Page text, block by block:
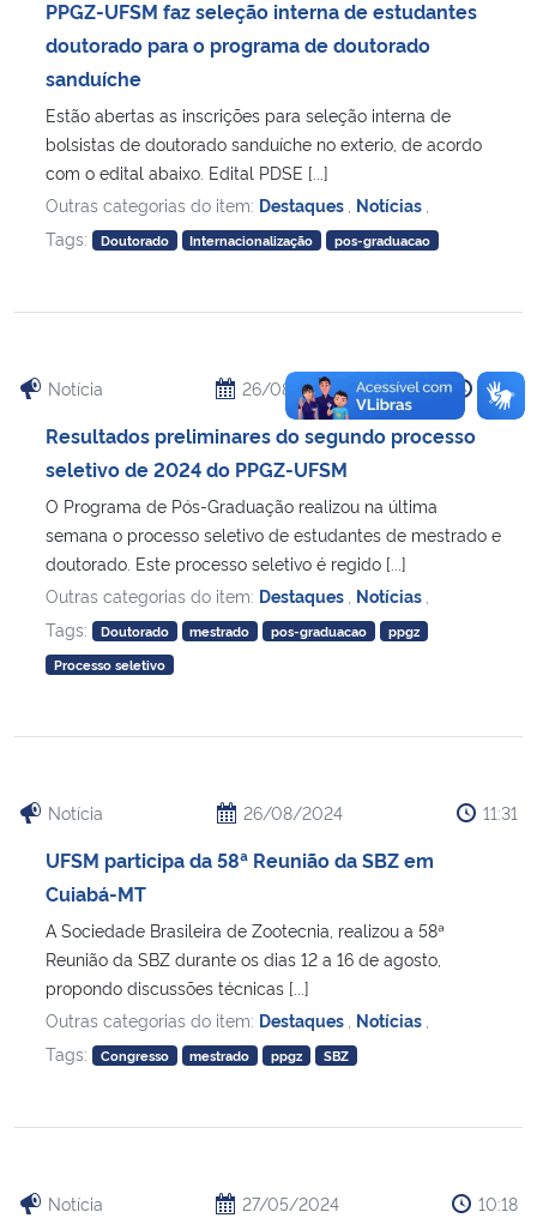
PPGZ-UFSM faz seleção interna de estudantes
doutorado para o programa de doutorado
sanduíche
Estão abertas as inscrições para seleção interna de
bolsistas de doutorado sanduíche no exterio, de acordo
com o edital abaixo. Edital PDSE [...]
Outras categorias do item: Destaques Notícias
Tags:
Doutorado Internacionalização pos-graduacao
Notícia 26/08/2024 12:47
Resultados preliminares do segundo processo
seletivo de 2024 do PPGZ-UFSM
O Programa de Pós-Graduação realizou na última
semana o processo seletivo de estudantes de mestrado e
doutorado. Este processo seletivo é regido [...]
Outras categorias do item: Destaques Notícias
Tags:
Doutorado mestrado pos-graduacao
ppgz
Processo seletivo
Notícia 26/08/2024 11:31
UFSM participa da 58ª Reunião da SBZ em
Cuiabá-MT
A Sociedade Brasileira de Zootecnia, realizou a 58ª
Reunião da SBZ durante os dias 12 a 16 de agosto,
propondo discussões técnicas [...]
Outras categorias do item: Destaques Notícias
Tags:
Congresso mestrado ppgz SBZ
Notícia 27/05/2024 10:18